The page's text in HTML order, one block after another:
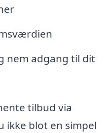
nem adgang til dit
tilbud via
ikke blot en simpel